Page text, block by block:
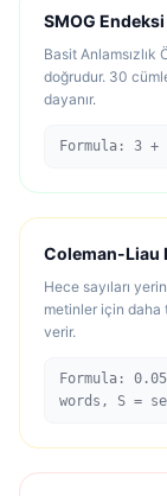
SMOG Endeksi
Basit Anlamsızlık
doğrudur. 30
dayanır.
Formula: 3
Coleman-Liau
Hece sayıları
metinler için daha
verir.
Formula:
words, S =